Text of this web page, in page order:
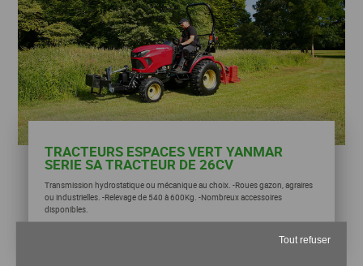
TRACTEURS ESPACES VERT YANMAR
SERIE SA TRACTEUR DE 26CV
Transmission hydrostatique ou mécanique au choix. -Roues gazon, agraires
ou industrielles. -Relevage de 540 à 600Kg. -Nombreux accessoires
disponibles.
Tout refuser